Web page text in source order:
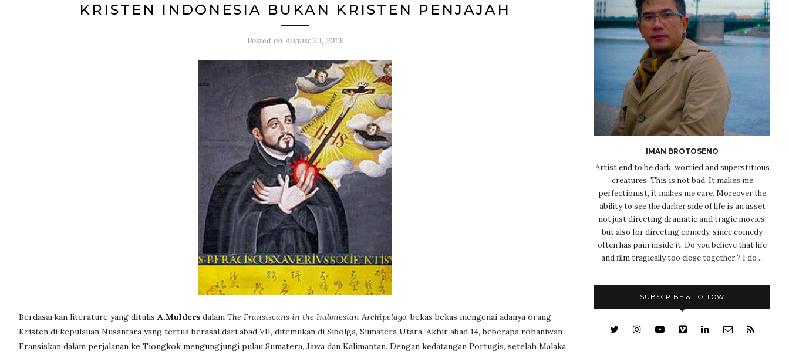
KRISTEN INDONESIA BUKAN KRISTEN PENJAJAH
Posted on August 23, 2013
Berdasarkan literature yang ditulis A.Mulders dalam The Fransiscans in the Indonesian Archipelago, bekas bekas mengenai adanya orang
Kristen di kepulauan Nusantara yang tertua berasal dari abad VII, ditemukan di Sibolga, Sumatera Utara. Akhir abad 14, beberapa rohaniwan
Fransiskan dalam perjalanan ke Tiongkok mengungjungi pulau Sumatera, Jawa dan Kalimantan. Dengan kedatangan Portugis, setelah Malaka
IMAN BROTOSENO
Artist end to be dark, worried and superstitious
creatures. This is not bad. It makes me
perfectionist, it makes me care. Moreover the
ability to see the darker side of life is an asset
not just directing dramatic and tragic movies,
but also for directing comedy, since comedy
often has pain inside it. Do you believe that life
and film tragically too close together ? I do ...
SUBSCRIBE & FOLLOW